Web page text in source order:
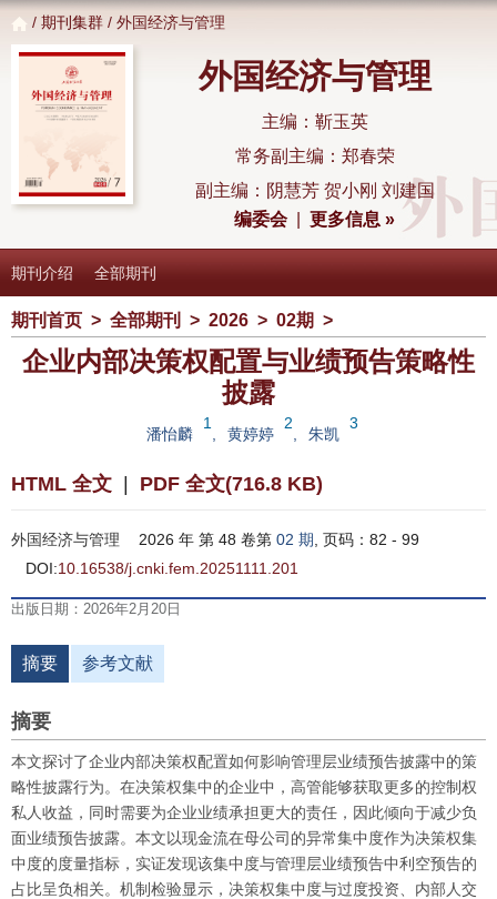
/ 期刊集群 / 外国经济与管理
外国经济与管理
主编：靳玉英
常务副主编：郑春荣
副主编：阴慧芳 贺小刚 刘建国
编委会|更多信息 »
期刊介绍 全部期刊
期刊首页 > 全部期刊 > 2026 > 02期 >
企业内部决策权配置与业绩预告策略性
披露
潘怡麟
1
, 黄婷婷
2
朱凯
3
HTML 全文 PDF 全文(716.8 KB)
外国经济与管理 2026 年 第 48 卷第 02 期 , 页码：82 - 99
DOI:10.16538/j.cnki.fem.20251111.201
出版日期：2026年2月20日
摘要 参考文献
摘要
本文探讨了企业内部决策权配置如何影响管理层业绩预告披露中的策
略性披露行为。在决策权集中的企业中，高管能够获取更多的控制权
私人收益，同时需要为企业业绩承担更大的责任，因此倾向于减少负
面业绩预告披露。本文以现金流在母公司的异常集中度作为决策权集
中度的度量指标，实证发现该集中度与管理层业绩预告中利空预告的
占比呈负相关。机制检验显示，决策权集中度与过度投资、内部人交